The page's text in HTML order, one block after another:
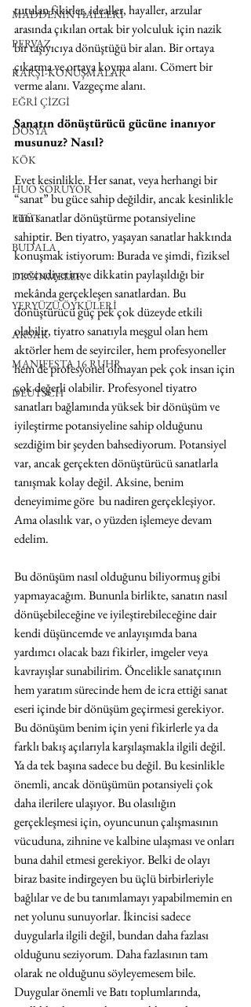
MADDENİN HALLERİ
PERVAZ
KARŞI-KONUŞMALAR
EĞRİ ÇİZGİ
DOSYA
KÖK
HUO SORUYOR
ETÜT
BUDALA
DEĞİNMELER
YERYÜZÜ ÖYKÜLERİ
AKSAK
MANIFESTA 16 RUHR
DEUTSCH
tutulan fikirler, idealler, hayaller, arzular
arasında çıkılan ortak bir yolculuk için nazik
bir taşıyıcıya dönüştüğü bir alan. Bir ortaya
çıkarma ve ortaya koyma alanı. Cömert bir
verme alanı. Vazgeçme alanı.
Sanatın dönüştürücü gücüne inanıyor
musunuz? Nasıl?
Evet kesinlikle. Her sanat, veya herhangi bir
“sanat” bu güce sahip değildir, ancak kesinlikle
tüm sanatlar dönüştürme potansiyeline
sahiptir. Ben tiyatro, yaşayan sanatlar hakkında
konuşmak istiyorum: Burada ve şimdi, fiziksel
mevcudiyetin ve dikkatin paylaşıldığı bir
mekânda gerçekleşen sanatlardan. Bu
dönüştürücü güç pek çok düzeyde etkili
olabilir, tiyatro sanatıyla meşgul olan hem
aktörler hem de seyirciler, hem profesyoneller
hem de profesyonel olmayan pek çok insan için
çok değerli olabilir. Profesyonel tiyatro
sanatları bağlamında yüksek bir dönüşüm ve
iyileştirme potansiyeline sahip olduğunu
sezdiğim bir şeyden bahsediyorum. Potansiyel
var, ancak gerçekten dönüştürücü sanatlarla
tanışmak kolay değil. Aksine, benim
deneyimime göre  bu nadiren gerçekleşiyor.
Ama olasılık var, o yüzden işlemeye devam
edelim.
Bu dönüşüm nasıl olduğunu biliyormuş gibi
yapmayacağım. Bununla birlikte, sanatın nasıl
dönüşebileceğine ve iyileştirebileceğine dair
kendi düşüncemde ve anlayışımda bana
yardımcı olacak bazı fikirler, imgeler veya
kavrayışlar sunabilirim. Öncelikle sanatçının
hem yaratım sürecinde hem de icra ettiği sanat
eseri içinde bir dönüşüm geçirmesi gerekiyor.
Bu dönüşüm benim için yeni fikirlerle ya da
farklı bakış açılarıyla karşılaşmakla ilgili değil.
Ya da tek başına sadece bu değil. Bu kesinlikle
önemli, ancak dönüşümün potansiyeli çok
daha ilerilere ulaşıyor. Bu olasılığın
gerçekleşmesi için, oyuncunun çalışmasının
vücuduna, zihnine ve kalbine ulaşması ve onları
buna dahil etmesi gerekiyor. Belki de olayı
biraz basite indirgeyen bu üçlü birbirleriyle
bağlılar ve de bu tanımlamayı yapabilmemin en
net yolunu sunuyorlar. İkincisi sadece
duygularla ilgili değil, bundan daha fazlası
olduğunu seziyorum. Daha fazlasının tam
olarak ne olduğunu söyleyemesem bile.
Duygular önemli ve Batı toplumlarında,